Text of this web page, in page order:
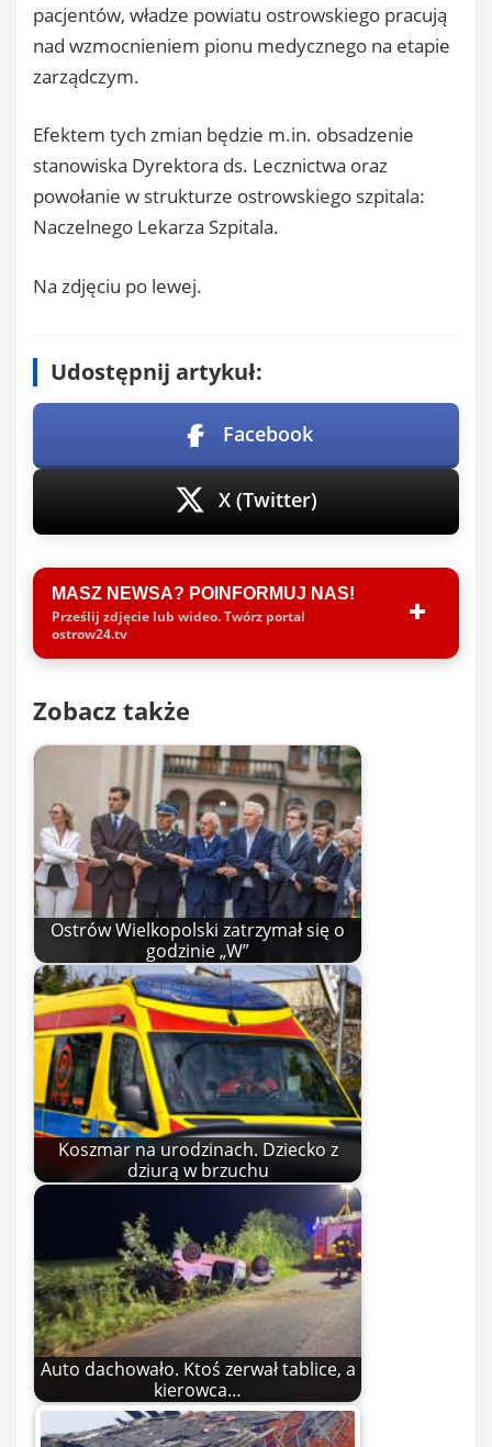
pacjentów, władze powiatu ostrowskiego pracują
nad wzmocnieniem pionu medycznego na etapie
zarządczym.
Efektem tych zmian będzie m.in. obsadzenie
stanowiska Dyrektora ds. Lecznictwa oraz
powołanie w strukturze ostrowskiego szpitala:
Naczelnego Lekarza Szpitala.
Na zdjęciu po lewej.
Udostępnij artykuł:
Facebook
X (Twitter)
MASZ NEWSA? POINFORMUJ NAS!
Prześlij zdjęcie lub wideo. Twórz portal
ostrow24.tv
Zobacz także
Ostrów Wielkopolski zatrzymał się o
godzinie „W”
Koszmar na urodzinach. Dziecko z
dziurą w brzuchu
Auto dachowało. Ktoś zerwał tablice, a
kierowca…